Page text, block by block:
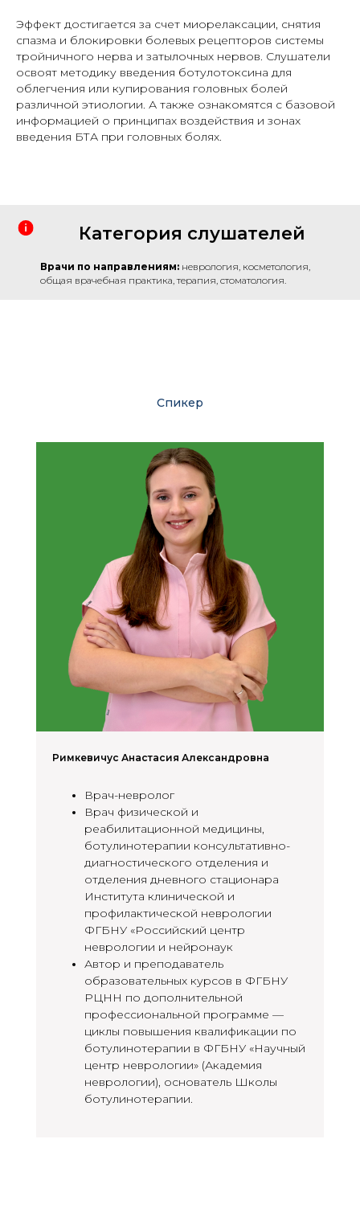
Эффект достигается за счет миорелаксации, снятия
спазма и блокировки болевых рецепторов системы
тройничного нерва и затылочных нервов. Слушатели
освоят методику введения ботулотоксина для
облегчения или купирования головных болей
различной этиологии. А также ознакомятся с базовой
информацией о принципах воздействия и зонах
введения БТА при головных болях.
Категория слушателей
Врачи по направлениям: неврология, косметология,
общая врачебная практика, терапия, стоматология.
Спикер
Римкевичус Анастасия Александровна
Врач-невролог
Врач физической и
реабилитационной медицины,
ботулинотерапии консультативно-
диагностического отделения и
отделения дневного стационара
Института клинической и
профилактической неврологии
ФГБНУ «Российский центр
неврологии и нейронаук
Автор и преподаватель
образовательных курсов в ФГБНУ
РЦНН по дополнительной
профессиональной программе —
циклы повышения квалификации по
ботулинотерапии в ФГБНУ «Научный
центр неврологии» (Академия
неврологии), основатель Школы
ботулинотерапии.